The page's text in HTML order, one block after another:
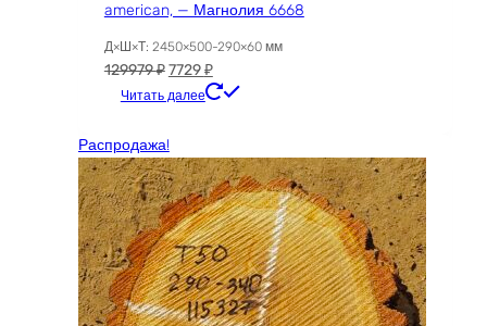
american, — Магнолия 6668
Д×Ш×Т: 2450×500-290×60 мм
129979₽Первоначальная
цена
129979 ₽.
7729₽Текущая
цена:
Читать далее
Распродажа!